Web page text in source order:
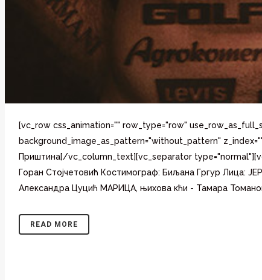
[vc_row css_animation="" row_type="row"
background_image_as_pattern="without_pattern"
Приштина[/vc_column_text][vc_separator
Горан Стојчетовић Костимограф: Биљана Гргур Лица:
Александра Цуцић МАРИЦА, њихова кћи - Тамара
READ MORE